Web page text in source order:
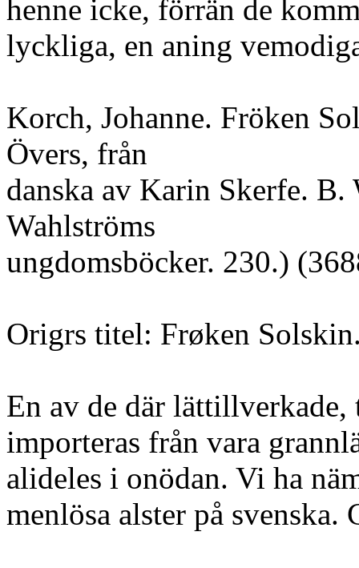
henne icke, förrän de
lyckliga, en aning
Korch, Johanne. Fröken
Övers, från
danska av Karin Skerfe.
Wahlströms
ungdomsböcker. 230.)
Origrs titel: Frøken
En av de där lättillverkade,
importeras från vara
alideles i onödan. Vi ha
menlösa alster på svenska.